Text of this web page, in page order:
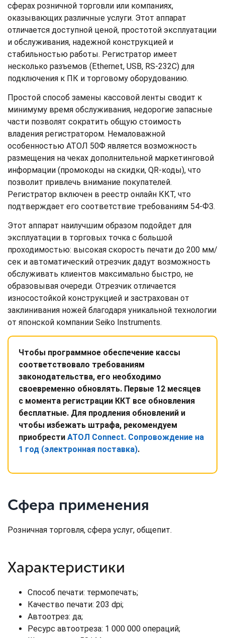
сферах розничной торговли или компаниях,
оказывающих различные услуги. Этот аппарат
отличается доступной ценой, простотой эксплуатации
и обслуживания, надежной конструкцией и
стабильностью работы. Регистратор имеет
несколько разъемов (Ethernet, USB, RS-232C) для
подключения к ПК и торговому оборудованию.
Простой способ замены кассовой ленты сводит к
минимуму время обслуживания, недорогие запасные
части позволят сократить общую стоимость
владения регистратором. Немаловажной
особенностью АТОЛ 50Ф является возможность
размещения на чеках дополнительной маркетинговой
информации (промокоды на скидки, QR-коды), что
позволит привлечь внимание покупателей.
Регистратор включен в реестр онлайн ККТ, что
подтверждает его соответствие требованиям 54-ФЗ.
Этот аппарат наилучшим образом подойдет для
эксплуатации в торговых точка с большой
проходимостью: высокая скорость печати до 200 мм/
сек и автоматический отрезчик дадут возможность
обслуживать клиентов максимально быстро, не
образовывая очереди. Отрезчик отличается
износостойкой конструкцией и застрахован от
заклинивания ножей благодаря уникальной технологии
от японской компании Seiko Instruments.
Чтобы программное обеспечение кассы
соответствовало требованиям
законодательства, его необходимо
своевременно обновлять. Первые 12 месяцев
с момента регистрации ККТ все обновления
бесплатные. Для продления обновлений и
чтобы избежать штрафа, рекомендуем
приобрести АТОЛ Connect. Сопровождение на
1 год (электронная поставка).
Сфера применения
Розничная торговля, сфера услуг, общепит.
Характеристики
Способ печати: термопечать;
Качество печати: 203 dpi;
Автоотрез: да;
Ресурс автоотреза: 1 000 000 операций;